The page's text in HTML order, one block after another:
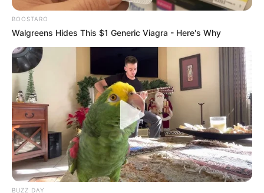
Informationszentrum.
Hier stellen wir
touristische Hauptattraktionen für
Möchengladbach
und die gesamte Region vor.
Links zu Ausflugszielen und Sehenswürdigkeiten
in Möchengladbach und Korschenbroich bzw. in
der Umgebung von rund 40 km um
Möchengladbach:
Star Wars Museum in Mönchengladbach - Originale
BOOSTARO
Walgreens Hides This $1 Generic Viagra - Here's Why
BUZZ DAY